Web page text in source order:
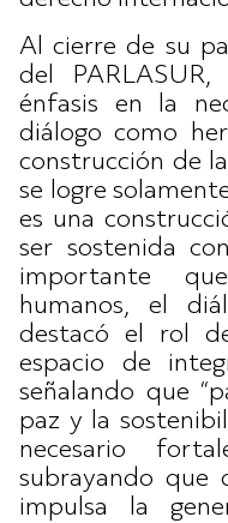
Al cierre de su
del
énfasis en la
diálogo como
construcción de
se logre
es una
ser sostenida
importante
humanos, el
destacó el rol
espacio de
señalando que
paz y la
necesario
subrayando que
impulsa la